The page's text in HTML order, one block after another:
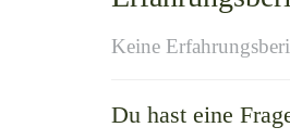
Keine
Du hast eine